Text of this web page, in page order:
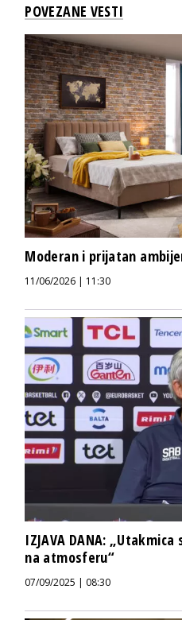
POVEZANE VESTI
Moderan i prijatan
11/06/2026 | 11:30
IZJAVA DANA:
na atmosferu“
07/09/2025 | 08:30